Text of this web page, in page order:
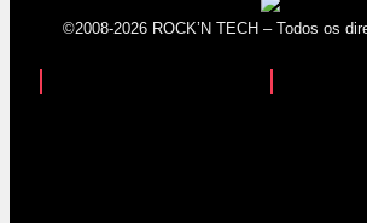
©2008-2026 ROCK’N TECH – Todos os